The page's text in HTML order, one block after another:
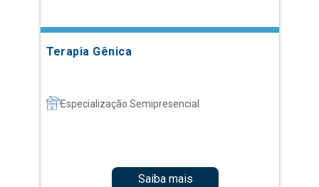
Terapia Gênica
Especialização Semipresencial
Saiba mais